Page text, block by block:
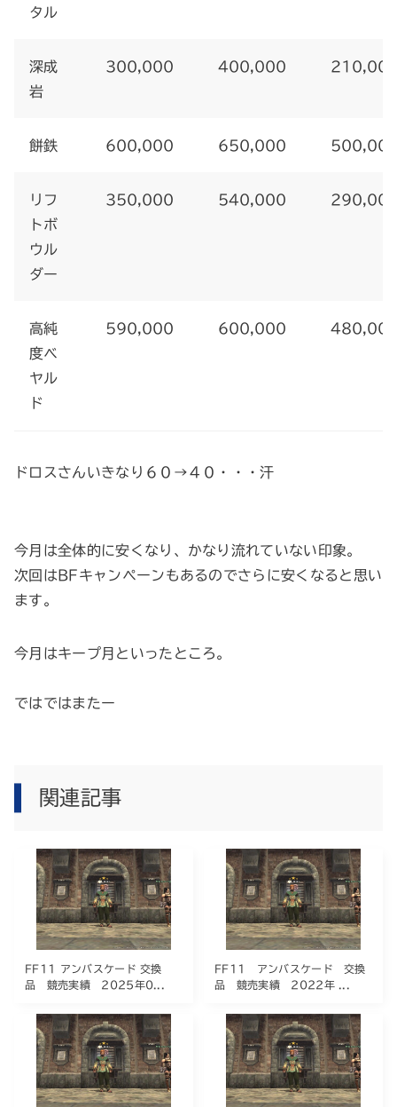
タル
深成
岩
300,000 400,000
餅鉄 600,000 650,000
リフ
トボ
ウル
ダー
350,000 540,000
高純
度ベ
ヤル
ド
590,000 600,000
ドロスさんいきなり６０→４０・・・汗
今月は全体的に安くなり、かなり流れていない印象。
次回はBFキャンペーンもあるのでさらに安くなると思い
ます。
今月はキープ月といったところ。
ではではまたー
関連記事
FF11 アンバスケード 交換
品 競売実績 2025年0...
FF11 アンバスケード 交換
品 競売実績 2022年 ...